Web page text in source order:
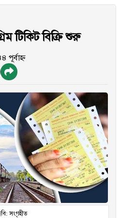
টিকিট বিক্রি শুরু
পূর্বাহ্ন
সংগৃহীত